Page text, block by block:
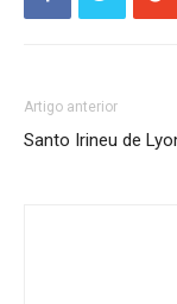
Artigo anterior
Santo Irineu de